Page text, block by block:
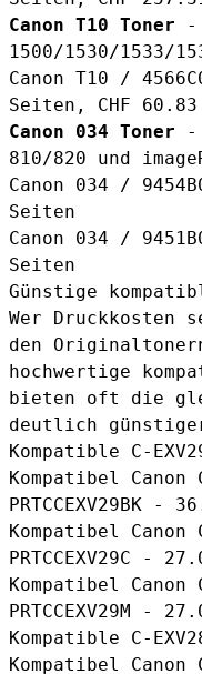
Canon T10 Toner -
1500/1530/1533/
Canon T10 /
Seiten, CHF 60.83
Canon 034 Toner -
810/820 und
Canon 034 /
Seiten
Canon 034 /
Seiten
Günstige
Wer Druckkosten
den
hochwertige
bieten oft die
deutlich
Kompatible C-
Kompatibel Canon
PRTCCEXV29BK -
Kompatibel Canon
PRTCCEXV29C -
Kompatibel Canon
PRTCCEXV29M
-
Kompatible C-
Kompatibel Canon